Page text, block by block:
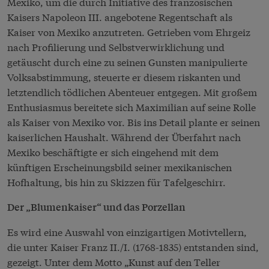
Kaisers Napoleon III. angebotene Regentschaft als
Kaiser von Mexiko anzutreten. Getrieben vom Ehrgeiz
nach Profilierung und Selbstverwirklichung und
getäuscht durch eine zu seinen Gunsten manipulierte
Volksabstimmung, steuerte er diesem riskanten und
letztendlich tödlichen Abenteuer entgegen. Mit großem
Enthusiasmus bereitete sich Maximilian auf seine Rolle
als Kaiser von Mexiko vor. Bis ins Detail plante er seinen
kaiserlichen Haushalt. Während der Überfahrt nach
Mexiko beschäftigte er sich eingehend mit dem
künftigen Erscheinungsbild seiner mexikanischen
Hofhaltung, bis hin zu Skizzen für Tafelgeschirr.
Der „Blumenkaiser“ und das Porzellan
Es wird eine Auswahl von einzigartigen Motivtellern,
die unter Kaiser Franz II./I. (1768-1835) entstanden sind,
gezeigt. Unter dem Motto „Kunst auf den Teller